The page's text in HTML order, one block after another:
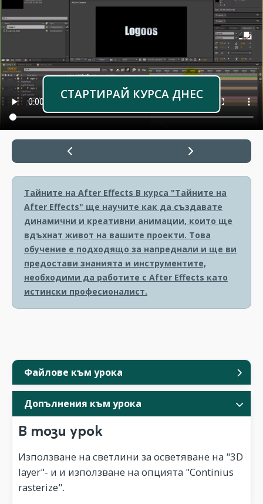
Файлове към урока
Допълнения към урока
В този урок
Използване на светлини за осветяване на "3D
layer"- и и използване на опцията "Continius
rasterize".
СТАРТИРАЙ КУРСА ДНЕС
Тайните на After Effects В курса "Тайните на
After Effects" ще научите как да създавате
динамични и креативни анимации, които ще
вдъхнат живот на вашите проекти. Това
обучение е подходящо за напреднали и ще ви
предостави знанията и инструментите,
необходими да работите с After Effects като
истински професионалист.